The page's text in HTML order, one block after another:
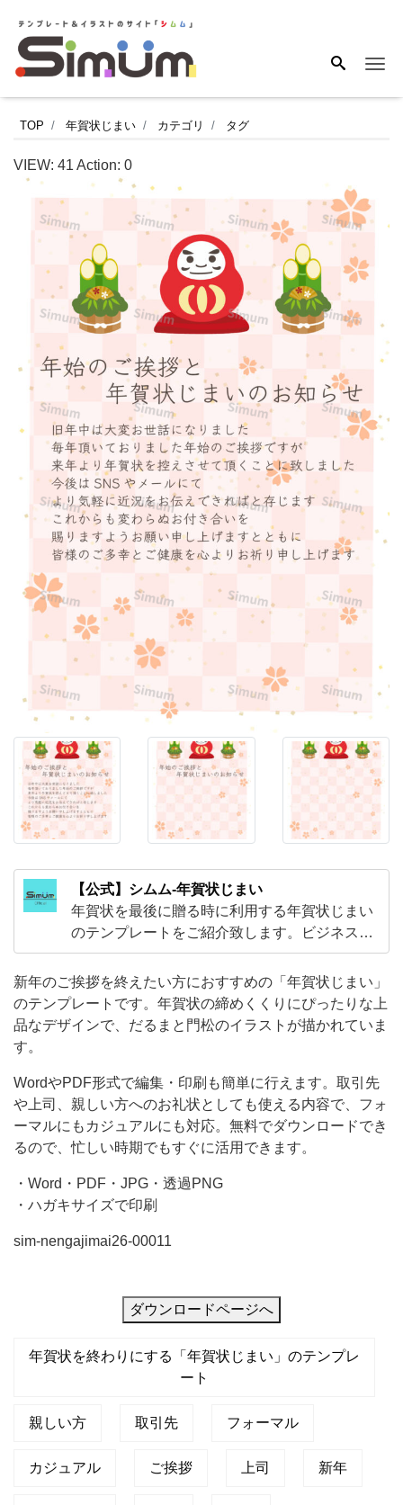
新
年
の
え
た
い
方
お
す
の
「年
じ
ま
い」
の
テ
ン
レ
ー
す。
年
賀
状
の
締
め
く
く
り
り
上
な
TOP 年賀状じまい カテゴリ タグ
VIEW: 41 Action: 0
【公式】シムム-年賀状じまい
年賀状を最後に贈る時に利用する年賀状じまい
のテンプレートをご紹介致します。ビジネスか
ら友人や知人、お世話になった人に送る時に利
用出来る年賀状じまいのシンプル＆おしゃれな
デザインが無料でダウンロードし利用する事が
可能です。
新年のご挨拶を終えたい方におすすめの「年賀状じまい」
のテンプレートです。年賀状の締めくくりにぴったりな上
品なデザインで、だるまと門松のイラストが描かれていま
す。
WordやPDF形式で編集・印刷も簡単に行えます。取引先
や上司、親しい方へのお礼状としても使える内容で、フォ
ーマルにもカジュアルにも対応。無料でダウンロードでき
るので、忙しい時期でもすぐに活用できます。
・Word・PDF・JPG・透過PNG
・ハガキサイズで印刷
sim-nengajimai26-00011
ダウンロードページへ
年賀状を終わりにする「年賀状じまい」のテンプレ
ート
親しい方 取引先 フォーマル
カジュアル ご挨拶 上司 新年